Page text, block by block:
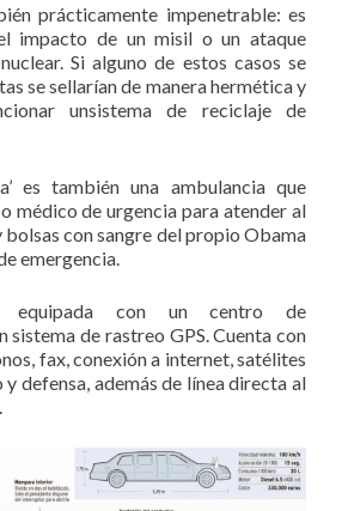
prácticamente impenetrable: es
impacto de un misil o un ataque
Si alguno de estos casos se
se sellarían de manera hermética y
unsistema de reciclaje de
es también una ambulancia que
médico de urgencia para atender al
bolsas con sangre del propio Obama
emergencia.
equipada con un centro de
sistema de rastreo GPS. Cuenta con
fax, conexión a internet, satélites
defensa, además de línea directa al